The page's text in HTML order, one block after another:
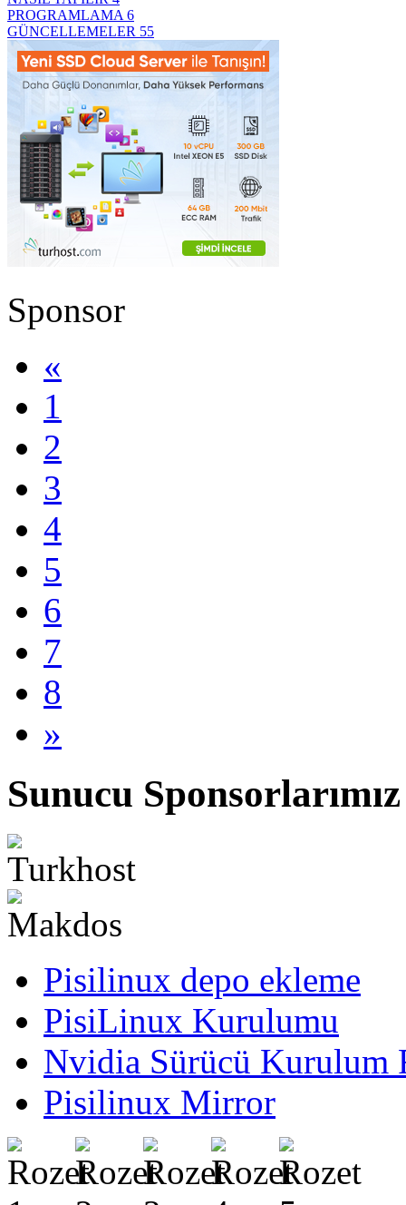
PROGRAMLAMA 6
GÜNCELLEMELER 55
Sponsor
«
1
2
3
4
5
6
7
8
»
Sunucu Sponsorlarımız
Pisilinux depo ekleme
PisiLinux Kurulumu
Nvidia Sürücü Kurulum
Pisilinux Mirror